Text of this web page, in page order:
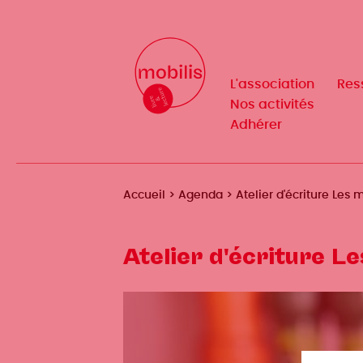
Navigation
principale
L'association
Nos activités
Adhérer
Navigation
principale
L'association
Nos activités
Adhérer
Fil
Accueil Agenda Atelier d'écriture Les
Atelier d'écriture